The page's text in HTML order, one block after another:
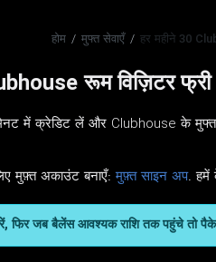
होम / मुफ्त सेवाएँ / हर महीने 30
रूम विज़िटर फ्री
में क्रेडिट लें और Clubhouse के मुफ्त
मुफ़्त अकाउंट बनाएँ:मुफ़्त साइन अप. हमें
फिर जब बैलेंस आवश्यक राशि तक पहुंचे तो